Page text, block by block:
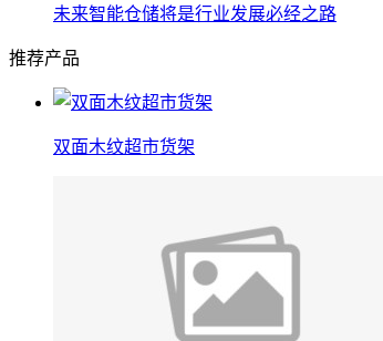
未来智能仓储将是行业发展必经之路
推荐产品
双面木纹超市货架